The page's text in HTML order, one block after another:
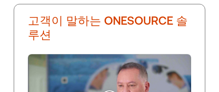
고객이 말하는 ONESOURCE 솔
루션